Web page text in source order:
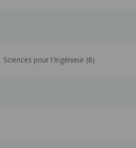
Sciences pour l'Ingénieur (8)